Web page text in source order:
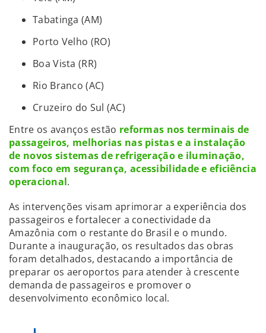
Tabatinga (AM)
Porto Velho (RO)
Boa Vista (RR)
Rio Branco (AC)
Cruzeiro do Sul (AC)
Entre os avanços estão reformas nos terminais de
passageiros, melhorias nas pistas e a instalação
de novos sistemas de refrigeração e iluminação,
com foco em segurança, acessibilidade e eficiência
operacional.
As intervenções visam aprimorar a experiência dos
passageiros e fortalecer a conectividade da
Amazônia com o restante do Brasil e o mundo.
Durante a inauguração, os resultados das obras
foram detalhados, destacando a importância de
preparar os aeroportos para atender à crescente
demanda de passageiros e promover o
desenvolvimento econômico local.